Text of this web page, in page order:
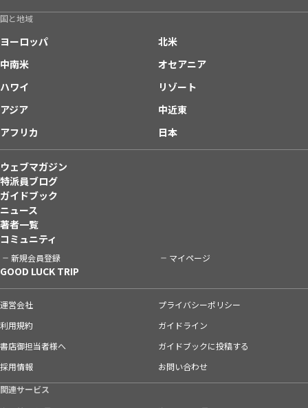
国と地域
ヨーロッパ
北米
中南米
オセアニア
ハワイ
リゾート
アジア
中近東
アフリカ
日本
ウェブマガジン
特派員ブログ
ガイドブック
ニュース
著者一覧
コミュニティ
新規会員登録 マイページ
GOOD LUCK TRIP
運営会社
プライバシーポリシー
利用規約
ガイドライン
書店御担当者様へ
ガイドブックに投稿する
採用情報
お問い合わせ
関連サービス